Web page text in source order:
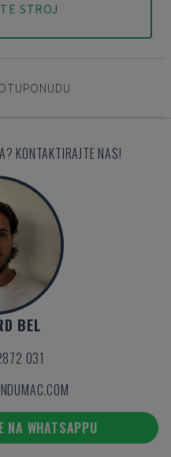
STROJ
KONTAKTIRAJTE NAS!
BEL
031
NA WHATSAPPU